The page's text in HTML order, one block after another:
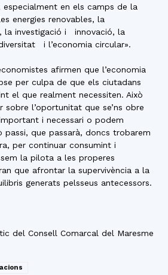
especialment en els camps de la
energies renovables, la
la investigació i innovació, la
i l’economia circular».
afirmen que l’economia
per culpa de que els ciutadans
el que realment necessiten. Això
l’oportunitat que se’ns obre
i necessari o podem
passi, que passarà, doncs trobarem
per continuar consumint i
la pilota a les properes
que afrontar la supervivència a la
generats pelsseus antecessors.
del Consell Comarcal del Maresme